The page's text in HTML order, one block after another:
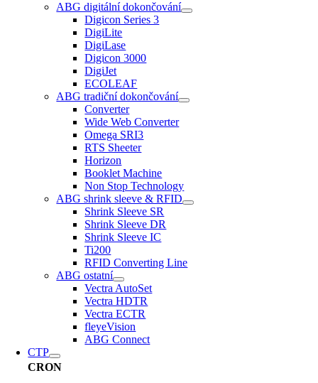
ABG digitální dokončování
Digicon Series 3
DigiLite
DigiLase
Digicon 3000
DigiJet
ECOLEAF
ABG tradiční dokončování
Converter
Wide Web Converter
Omega SRI3
RTS Sheeter
Horizon
Booklet Machine
Non Stop Technology
ABG shrink sleeve & RFID
Shrink Sleeve SR
Shrink Sleeve DR
Shrink Sleeve IC
Ti200
RFID Converting Line
ABG ostatní
Vectra AutoSet
Vectra HDTR
Vectra ECTR
fleyeVision
ABG Connect
CTP
CRON